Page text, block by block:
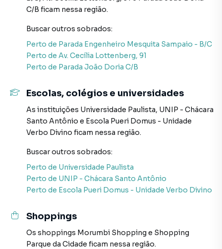
simplificar a relação de proprietários, inquilinos e
Anuncie seu imóvel! É fácil, rápido e gratuito! A Abba
Negócios Imobiliários é uma imobiliária digital com
imóveis em diversas cidades do Brasil, incluindo São Paulo.
Na Abba Negócios Imobiliários você consegue vender ou
tradicionais. Já vendemos e locamos diversos imóveis em
São Paulo, especialmente em Chácara Santo Antônio
(Zona Sul). Isso porque temos uma equipe de marketing
digital focada em produzir campanhas específicas para
interessados e tendo como consequência uma maior
chance de vender ou alugar seu imóvel mais rápido.
Contamos também com um time de programadores,
preparada para atender proprietários e inquilinos.
C/B ficam nessa região.
Buscar outros sobrados:
Perto de Parada Engenheiro Mesquita Sampaio - B/C
Perto de Av. Cecília Lottenberg, 91
Perto de Parada João Doria C/B
Escolas, colégios e universidades
As instituições Universidade Paulista, UNIP - Chácara
Santo Antônio e Escola Pueri Domus - Unidade
Verbo Divino ficam nessa região.
Buscar outros sobrados:
Perto de Universidade Paulista
Perto de UNIP - Chácara Santo Antônio
Perto de Escola Pueri Domus - Unidade Verbo Divino
Shoppings
Os shoppings Morumbi Shopping e Shopping
Parque da Cidade ficam nessa região.